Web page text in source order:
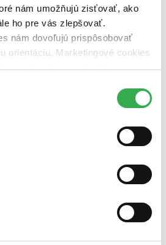
nám umožňujú zisťovať, ako
ho pre vás zlepšovať.
nám dovoľujú prispôsobovať
orientáciu. Marketingové cookies
relevantnej reklamy.
mohli používať všetky tieto